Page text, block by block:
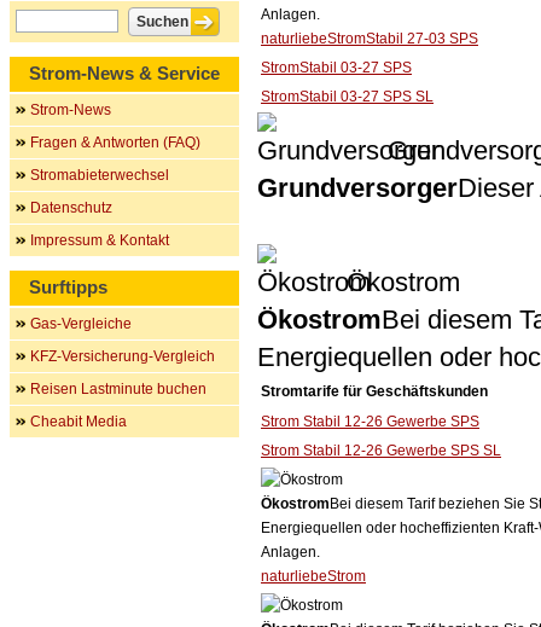
Anlagen.
naturliebeStromStabil 27-03 SPS
StromStabil 03-27 SPS
StromStabil 03-27 SPS SL
GrundversorgerDieser
Ökostrom
ÖkostromBei diesem
Energiequellen oder
Stromtarife für Geschäftskunden
Strom Stabil 12-26 Gewerbe SPS
Strom Stabil 12-26 Gewerbe SPS SL
Ökostrom Bei diesem Tarif beziehen Sie
Energiequellen oder hocheffizienten
Anlagen.
naturliebeStrom
Strom-News & Service
Strom-News
Fragen & Antworten (FAQ)
Stromabieterwechsel
Datenschutz
Impressum & Kontakt
Surftipps
Gas-Vergleiche
KFZ-Versicherung-Vergleich
Reisen Lastminute buchen
Cheabit Media